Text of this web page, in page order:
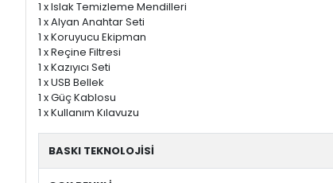
1 x Islak Temizleme Mendilleri
1 x Alyan Anahtar Seti
1 x Koruyucu Ekipman
1 x Reçine Filtresi
1 x Kazıyıcı Seti
1 x USB Bellek
1 x Güç Kablosu
1 x Kullanım Kılavuzu
BASKI TEKNOLOJİSİ